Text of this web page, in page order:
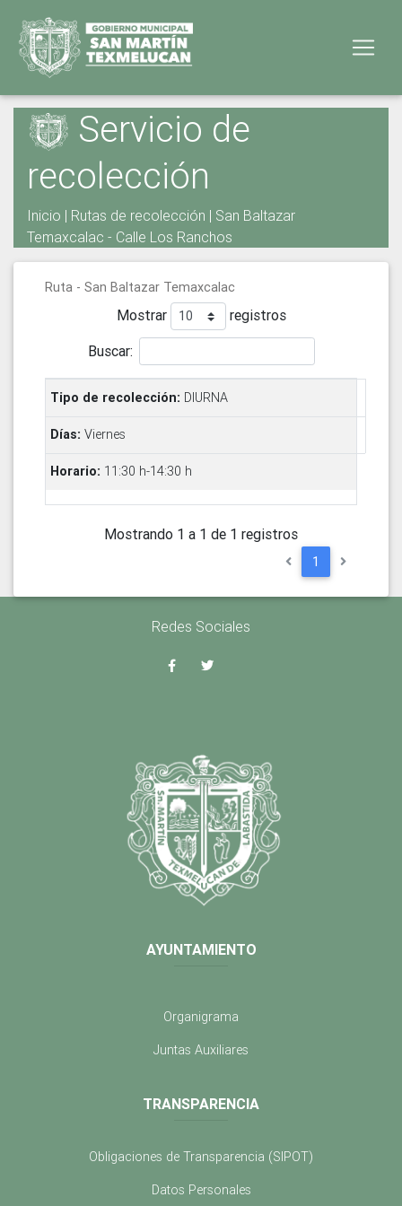
Servicio de
recolección
Inicio | Rutas de recolección | San Baltazar
Temaxcalac - Calle Los Ranchos
Ruta - San Baltazar Temaxcalac
Mostrar
registros
Buscar:
DIURNA
Viernes
11:30 h-14:30 h
Mostrando 1 a 1 de 1 registros
1
Redes Sociales
AYUNTAMIENTO
Organigrama
Juntas Auxiliares
TRANSPARENCIA
Obligaciones de Transparencia (SIPOT)
Datos Personales